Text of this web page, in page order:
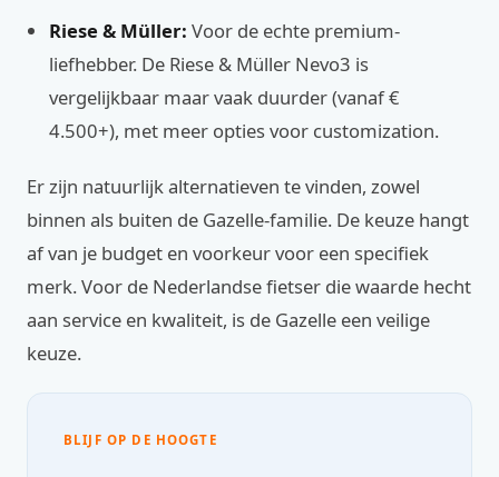
Riese & Müller: Voor de echte premium-
liefhebber. De Riese & Müller Nevo3 is
vergelijkbaar maar vaak duurder (vanaf €
4.500+), met meer opties voor customization.
Er zijn natuurlijk alternatieven te vinden, zowel
binnen als buiten de Gazelle-familie. De keuze hangt
af van je budget en voorkeur voor een specifiek
merk. Voor de Nederlandse fietser die waarde hecht
aan service en kwaliteit, is de Gazelle een veilige
keuze.
BLIJF OP DE HOOGTE